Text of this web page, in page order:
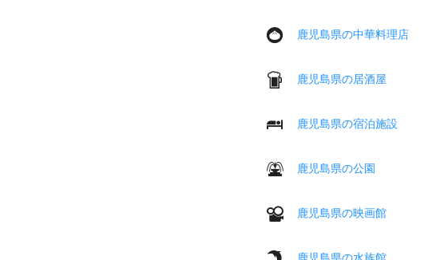
鹿児島県の中華料理店
鹿児島県の居酒屋
鹿児島県の宿泊施設
鹿児島県の公園
鹿児島県の映画館
鹿児島県の水族館